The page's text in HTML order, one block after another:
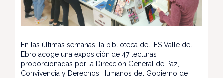
En las últimas semanas, la biblioteca del IES Valle del
Ebro acoge una exposición de 47 lecturas
proporcionadas por la Dirección General de Paz,
Convivencia y Derechos Humanos del Gobierno de